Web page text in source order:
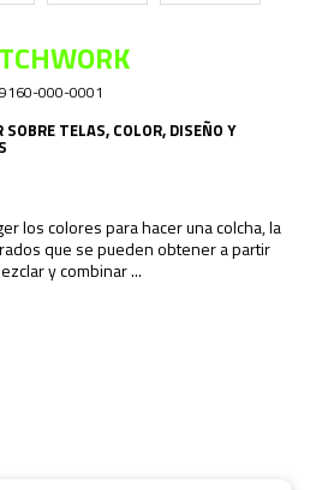
000-0001
TELAS, COLOR, DISEÑO Y
los colores para hacer una colcha, la
que se pueden obtener a partir
y combinar ...